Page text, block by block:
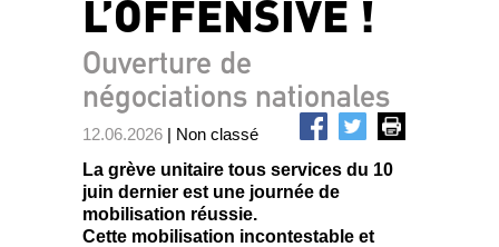
L’OFFENSIVE !
Ouverture de
négociations nationales
12.06.2026 | Non classé
La grève unitaire tous services du 10
juin dernier est une journée de
mobilisation réussie.
Cette mobilisation incontestable et